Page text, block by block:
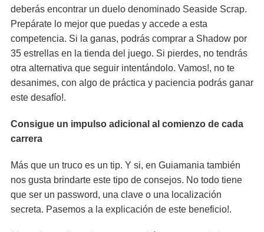
deberás encontrar un duelo denominado Seaside Scrap.
Prepárate lo mejor que puedas y accede a esta
competencia. Si la ganas, podrás comprar a Shadow por
35 estrellas en la tienda del juego. Si pierdes, no tendrás
otra alternativa que seguir intentándolo. Vamos!, no te
desanimes, con algo de práctica y paciencia podrás ganar
este desafío!.
Consigue un impulso adicional al comienzo de cada
carrera
Más que un truco es un tip. Y si, en Guiamania también
nos gusta brindarte este tipo de consejos. No todo tiene
que ser un password, una clave o una localización
secreta. Pasemos a la explicación de este beneficio!.